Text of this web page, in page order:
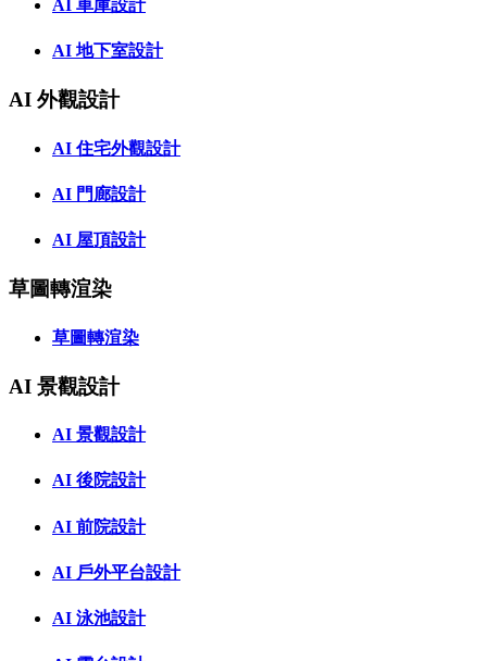
AI 車庫設計
AI 地下室設計
AI 外觀設計
AI 住宅外觀設計
AI 門廊設計
AI 屋頂設計
草圖轉渲染
草圖轉渲染
AI 景觀設計
AI 景觀設計
AI 後院設計
AI 前院設計
AI 戶外平台設計
AI 泳池設計